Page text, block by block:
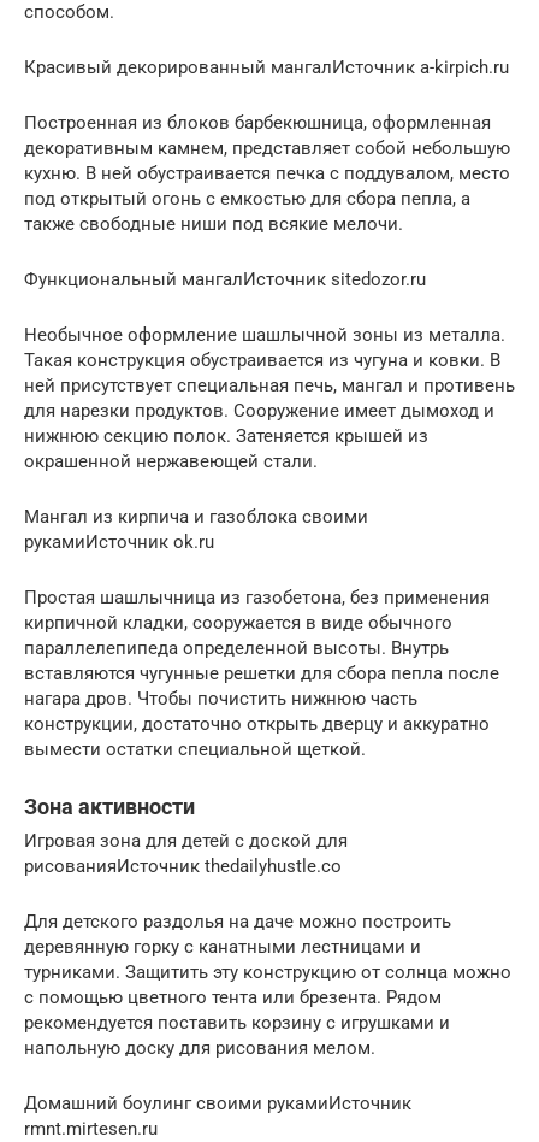
способом.
Красивый декорированный мангалИсточник a-kirpich.ru
Построенная из блоков барбекюшница, оформленная
декоративным камнем, представляет собой небольшую
кухню. В ней обустраивается печка с поддувалом, место
под открытый огонь с емкостью для сбора пепла, а
также свободные ниши под всякие мелочи.
Функциональный мангалИсточник sitedozor.ru
Необычное оформление шашлычной зоны из металла.
Такая конструкция обустраивается из чугуна и ковки. В
ней присутствует специальная печь, мангал и противень
для нарезки продуктов. Сооружение имеет дымоход и
нижнюю секцию полок. Затеняется крышей из
окрашенной нержавеющей стали.
Мангал из кирпича и газоблока своими
рукамиИсточник ok.ru
Простая шашлычница из газобетона, без применения
кирпичной кладки, сооружается в виде обычного
параллелепипеда определенной высоты. Внутрь
вставляются чугунные решетки для сбора пепла после
нагара дров. Чтобы почистить нижнюю часть
конструкции, достаточно открыть дверцу и аккуратно
вымести остатки специальной щеткой.
Зона активности
Игровая зона для детей с доской для
рисованияИсточник thedailyhustle.co
Для детского раздолья на даче можно построить
деревянную горку с канатными лестницами и
турниками. Защитить эту конструкцию от солнца можно
с помощью цветного тента или брезента. Рядом
рекомендуется поставить корзину с игрушками и
напольную доску для рисования мелом.
Домашний боулинг своими рукамиИсточник
rmnt.mirtesen.ru